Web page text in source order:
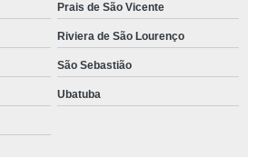
Boiçucanga
Rio Claro
preço Piracicaba
Praia da Barra do Say
Santa Bárbara d'Oeste
Prais de São Vicente
Riviera de São Lourenço
São Sebastião
Ubatuba